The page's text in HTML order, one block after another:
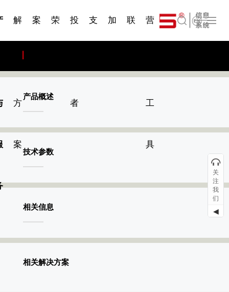
解
方
案
案
荣
投
者
支
加
联
营
工
具
English
产品概述
技术参数
相关信息
相关解决方案
关
注
我
们
◀